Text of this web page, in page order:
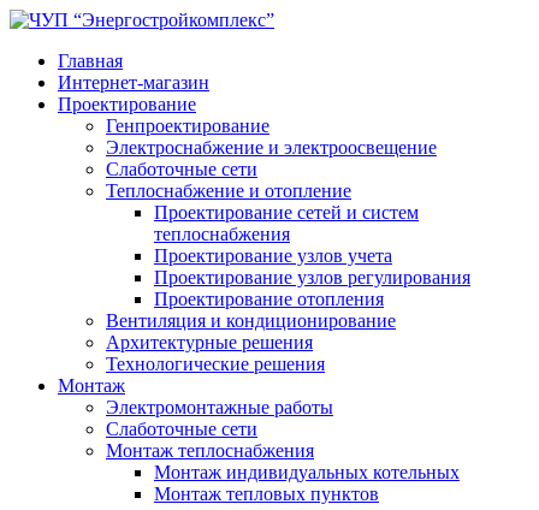
Главная
Интернет-магазин
Проектирование
Генпроектирование
Электроснабжение и электроосвещение
Слаботочные сети
Теплоснабжение и отопление
Проектирование сетей и систем
теплоснабжения
Проектирование узлов учета
Проектирование узлов регулирования
Проектирование отопления
Вентиляция и кондиционирование
Архитектурные решения
Технологические решения
Монтаж
Электромонтажные работы
Слаботочные сети
Монтаж теплоснабжения
Монтаж индивидуальных котельных
Монтаж тепловых пунктов